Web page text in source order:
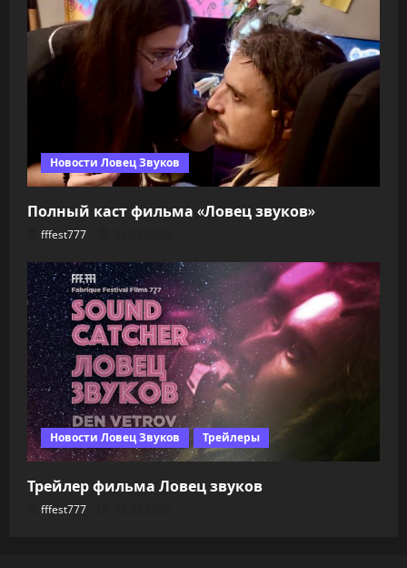
Новости Ловец Звуков
Полный каст фильма «Ловец звуков»
fffest777
Новости Ловец Звуков Трейлеры
Трейлер фильма Ловец звуков
fffest777